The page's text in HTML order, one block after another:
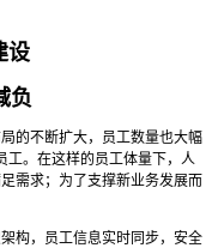
设
负
的不断扩大，员工数量也大幅
工。在这样的员工体量下，人
需求；为了支撑新业务发展而
构，员工信息实时同步，安全